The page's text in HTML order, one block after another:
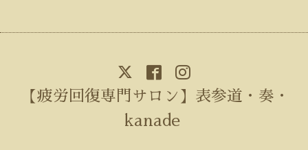
【疲労回復専門サロン】表参道・奏・
kanade